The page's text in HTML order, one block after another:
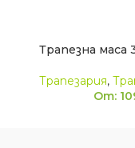
Трапезна маса
Трапезария,
От: